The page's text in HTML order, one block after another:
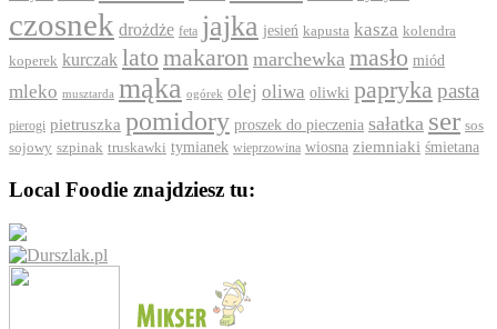
czosnek drożdże feta jajka jesień kapusta kasza kolendra
koperek kurczak lato makaron marchewka masło miód
mleko musztarda mąka ogórek olej oliwa oliwki paprykapasta
pierogi pietruszka pomidory proszek do pieczenia sałatka ser sos
sojowy szpinak truskawki tymianek wieprzowina wiosna ziemniaki śmietana
Local Foodie znajdziesz tu: